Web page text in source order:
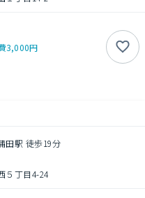
3,000円
田駅 徒歩19分
５丁目4-24